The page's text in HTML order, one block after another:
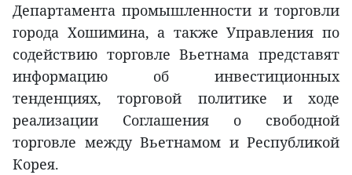
Департамента промышленности и торговли
города Хошимина, а также Управления по
содействию торговле Вьетнама представят
информацию об инвестиционных
тенденциях, торговой политике и ходе
реализации Соглашения о свободной
торговле между Вьетнамом и Республикой
Корея.